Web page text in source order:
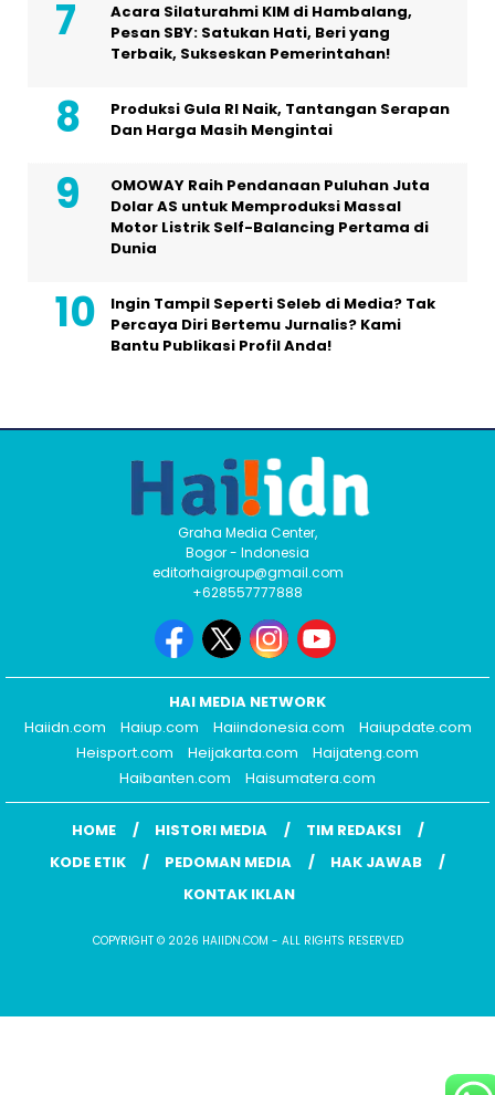
Acara Silaturahmi KIM di Hambalang,
Pesan SBY: Satukan Hati, Beri yang
Terbaik, Sukseskan Pemerintahan!
Produksi Gula RI Naik, Tantangan Serapan
Dan Harga Masih Mengintai
OMOWAY Raih Pendanaan Puluhan Juta
Dolar AS untuk Memproduksi Massal
Motor Listrik Self-Balancing Pertama di
Dunia
Ingin Tampil Seperti Seleb di Media? Tak
Percaya Diri Bertemu Jurnalis? Kami
Bantu Publikasi Profil Anda!
Graha Media Center,
Bogor - Indonesia
editorhaigroup@gmail.com
+628557777888
HAI MEDIA NETWORK
Haiidn.com
Haiup.com Haiindonesia.com
Haiupdate.com
Heisport.com
Heijakarta.com
Haijateng.com
Haibanten.com
Haisumatera.com
HOME HISTORI MEDIA
TIM REDAKSI
KODE ETIK
PEDOMAN MEDIA
HAK JAWAB
KONTAK IKLAN
COPYRIGHT © 2026 HAIIDN.COM - ALL RIGHTS RESERVED